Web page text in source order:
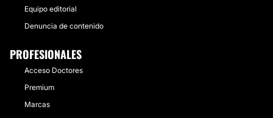
Equipo editorial
Denuncia de contenido
PROFESIONALES
Acceso Doctores
Premium
Marcas